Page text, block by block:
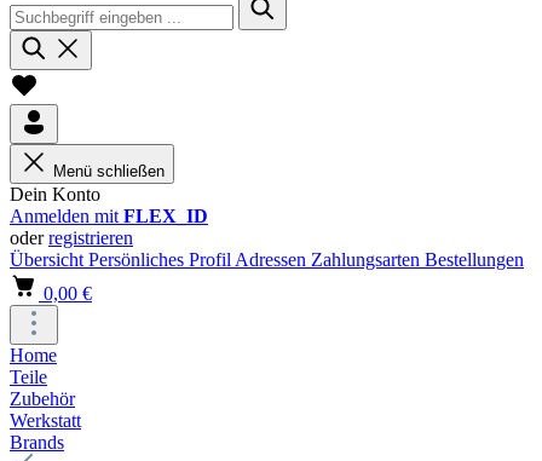
Menü schließen
Dein Konto
Anmelden mit FLEX_ID
oderregistrieren
Übersicht Persönliches Profil Adressen Zahlungsarten Bestellungen
0,00 €
Home
Teile
Zubehör
Werkstatt
Brands